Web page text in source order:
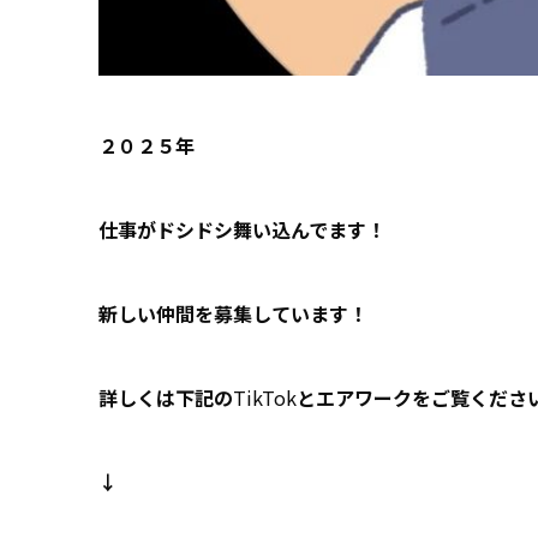
２０２５年
仕事がドシドシ舞い込んでます！
新しい仲間を募集しています！
詳しくは下記のTikTokとエアワークをご覧くださ
↓